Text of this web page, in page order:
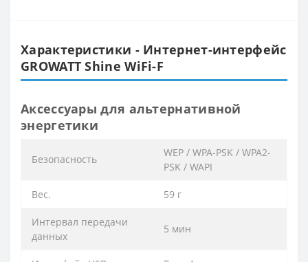
Характеристики - Интернет-интерфейс
GROWATT Shine WiFi-F
Аксессуары для альтернативной
энергетики
Безопасность
WEP / WPA-PSK / WPA2-
PSK / WAPI
Вес. 59 г
Интервал передачи
данных
5 мин